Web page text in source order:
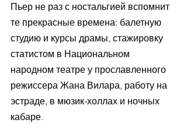
Пьер не раз с ностальгией вспомнит
те прекрасные времена: балетную
студию и курсы драмы, стажировку
статистом в Национальном
народном театре у прославленного
режиссера Жана Вилара, работу на
эстраде, в мюзик-холлах и ночных
кабаре.